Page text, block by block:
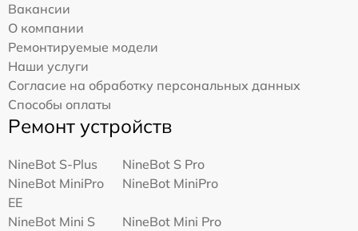
Вакансии
О компании
Ремонтируемые модели
Наши услуги
Согласие на обработку персональных данных
Способы оплаты
Ремонт устройств
NineBot S-Plus
NineBot S Pro
NineBot MiniPro
EE
NineBot MiniPro
NineBot Mini S
NineBot Mini Pro